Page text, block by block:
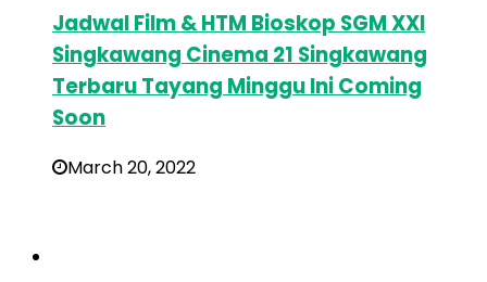
Jadwal Film & HTM Bioskop SGM XXI
Singkawang Cinema 21 Singkawang
Terbaru Tayang Minggu Ini Coming
Soon
March 20, 2022